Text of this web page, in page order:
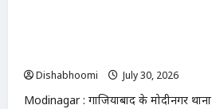
का
साया
Dishabhoomi
July 30, 2026
Modinagar : गाजियाबाद के मोदीनगर थाना